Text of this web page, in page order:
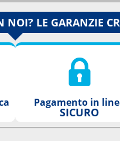
NOI? LE GARANZIE
Pagamento in
SICURO